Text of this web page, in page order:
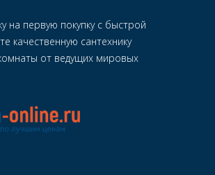
на первую покупку с быстрой
качественную сантехнику
от ведущих мировых